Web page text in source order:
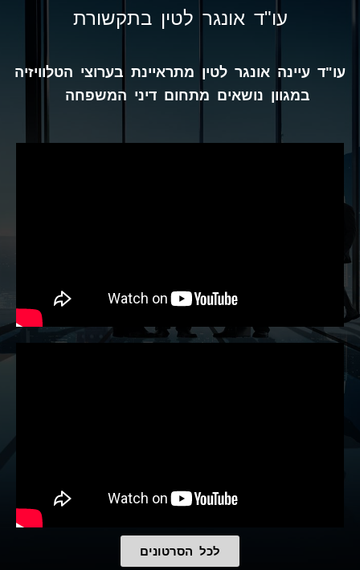
עו"ד אונגר לטין בתקשורת
עו"ד עיינה אונגר לטין מתראיינת בערוצי הטלוויזיה
במגוון נושאים מתחום דיני המשפחה
לכל הסרטונים